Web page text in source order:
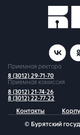
Приемная ректора
8 (3012) 29-71-70
Приемная комиссия
8 (3012) 21-74-26
8 (3012) 22-77-22
Контакты
© Бурятский